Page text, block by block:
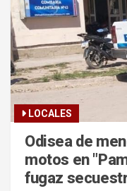
LOCALES
Odisea de
motos en
fugaz